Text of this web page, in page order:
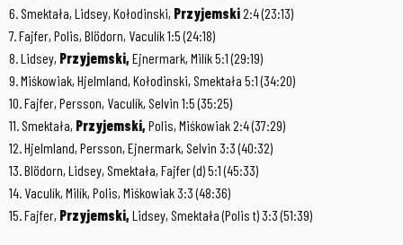
6. Smektała, Lidsey, Kołodinski, Przyjemski2:4 (23:13)
7. Fajfer, Polis, Blödorn, Vaculík 1:5 (24:18)
8. Lidsey, Przyjemski, Ejnermark, Milík 5:1 (29:19)
9. Miśkowiak, Hjelmland, Kołodinski, Smektała 5:1 (34:20)
10. Fajfer, Persson, Vaculík, Selvin 1:5 (35:25)
11. Smektała, Przyjemski, Polis, Miśkowiak 2:4 (37:29)
12. Hjelmland, Persson, Ejnermark, Selvin 3:3 (40:32)
13. Blödorn, Lidsey, Smektała, Fajfer (d) 5:1 (45:33)
14. Vaculík, Milík, Polis, Miśkowiak 3:3 (48:36)
15. Fajfer, Przyjemski, Lidsey, Smektała (Polis t) 3:3 (51:39)